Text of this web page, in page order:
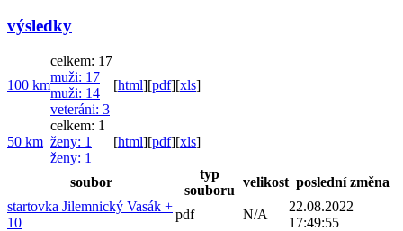
výsledky
100 km
celkem: 17
muži: 17
muži: 14
veteráni: 3
[html][pdf][xls]
50 km
celkem: 1
ženy: 1
ženy: 1
[html][pdf][xls]
soubor
typ
souboru
velikost poslední změna
startovka Jilemnický Vasák +
10
pdf N/A
22.08.2022
17:49:55